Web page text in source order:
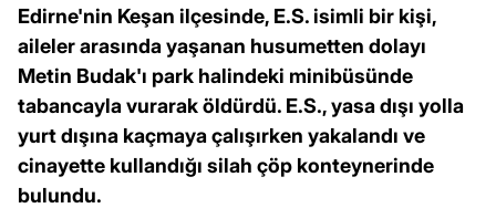
Edirne'nin Keşan ilçesinde, E.S. isimli bir kişi,
aileler arasında yaşanan husumetten dolayı
Metin Budak'ı park halindeki minibüsünde
tabancayla vurarak öldürdü. E.S., yasa dışı yolla
yurt dışına kaçmaya çalışırken yakalandı ve
cinayette kullandığı silah çöp konteynerinde
bulundu.